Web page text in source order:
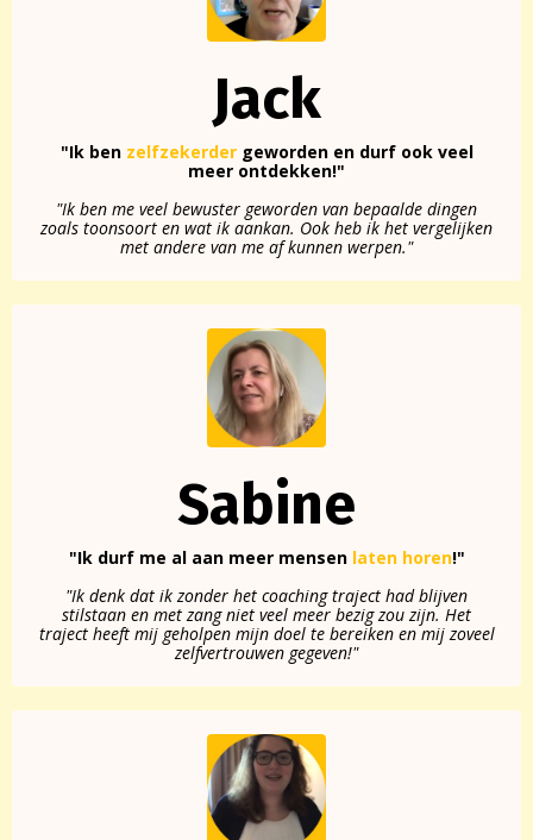
Jack
"Ik ben zelfzekerdergeworden en durf ook veel
meer ontdekken!"
"Ik ben me veel bewuster geworden van bepaalde dingen
zoals toonsoort en wat ik aankan. Ook heb ik het vergelijken
met andere van me af kunnen werpen."
Sabine
"Ik durf me al aan meer mensen laten horen!"
"Ik denk dat ik zonder het coaching traject had blijven
stilstaan en met zang niet veel meer bezig zou zijn. Het
traject heeft mij geholpen mijn doel te bereiken en mij zoveel
zelfvertrouwen gegeven!"